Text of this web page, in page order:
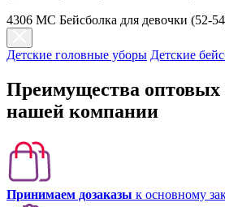
4306 МC Бейсболка для девочки (52-
Детские головные уборы Детские
Преимущества оптовых
нашей компании
Принимаем дозаказы к основному